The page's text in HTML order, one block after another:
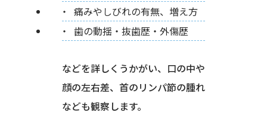
痛みやしびれの有無、増え方
歯の動揺・抜歯歴・外傷歴
などを詳しくうかがい、口の中や
顔の左右差、首のリンパ節の腫れ
なども観察します。